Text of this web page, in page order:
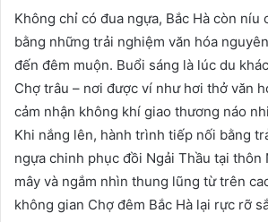
Không chỉ có đua ngựa, Bắc Hà còn níu
bằng những trải nghiệm văn hóa
đến đêm muộn. Buổi sáng là lúc du
Chợ trâu – nơi được ví như hơi thở văn
cảm nhận không khí giao thương náo
Khi nắng lên, hành trình tiếp nối bằng
ngựa chinh phục đồi Ngải Thầu tại thôn
mây và ngắm nhìn thung lũng từ trên
không gian Chợ đêm Bắc Hà lại rực rỡ